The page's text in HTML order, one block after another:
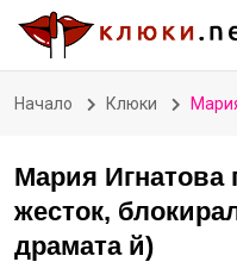
Начало Клюки Мария
Мария Игнатова
жесток,
драмата й)